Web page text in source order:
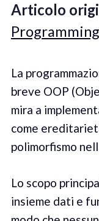
Articolo
La
breve OOP
mira a
come
polimorfismo
Lo scopo
insieme dati e